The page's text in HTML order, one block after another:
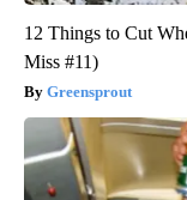
12 Things to Cut
Miss #11)
Greensprout